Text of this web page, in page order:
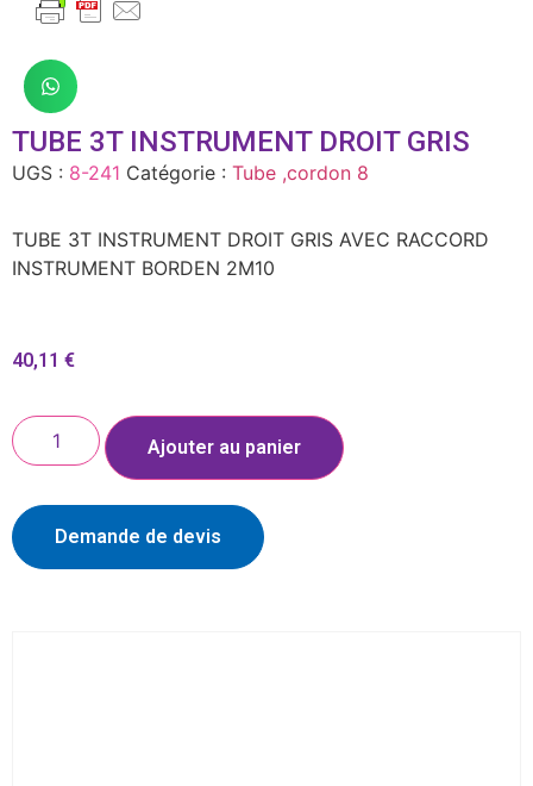
TUBE 3T INSTRUMENT DROIT GRIS
UGS : 8-241 Catégorie : Tube ,cordon 8
TUBE 3T INSTRUMENT DROIT GRIS AVEC RACCORD
INSTRUMENT BORDEN 2M10
40,11 €
Ajouter au panier
Demande de devis